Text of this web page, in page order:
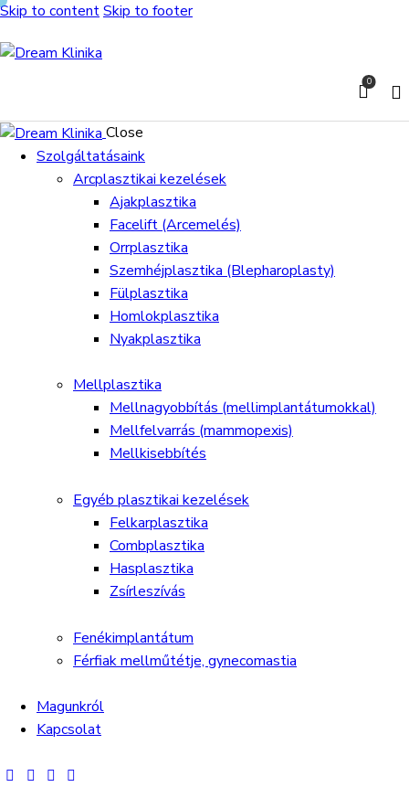
Skip to contentSkip to footer
0
Close
Szolgáltatásaink
Arcplasztikai kezelések
Ajakplasztika
Facelift (Arcemelés)
Orrplasztika
Szemhéjplasztika (Blepharoplasty)
Fülplasztika
Homlokplasztika
Nyakplasztika
Mellplasztika
Mellnagyobbítás (mellimplantátumokkal)
Mellfelvarrás (mammopexis)
Mellkisebbítés
Egyéb plasztikai kezelések
Felkarplasztika
Combplasztika
Hasplasztika
Zsírleszívás
Fenékimplantátum
Férfiak mellműtétje, gynecomastia
Magunkról
Kapcsolat